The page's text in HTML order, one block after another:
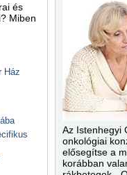
és
Miben
Ház
Az Istenhegyi
onkológiai
elősegítse a
korábban